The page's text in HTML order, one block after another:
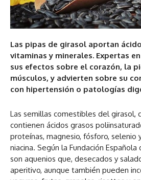
Las pipas de girasol aportan
vitaminas y minerales. Expertas
sus efectos sobre el corazón, la
músculos, y advierten sobre su
con hipertensión o patologías
Las semillas comestibles del girasol,
contienen ácidos grasos
proteínas, magnesio, fósforo, selenio
niacina. Según la Fundación Española
son aquenios que, desecados y
aperitivo, aunque también pueden